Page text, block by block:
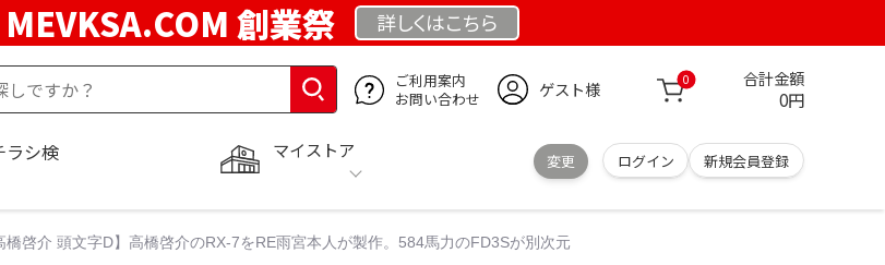
MEVKSA.COM 創業祭 詳しくはこちら
ご利用案内
お問い合わせ
ゲスト様 0 合計金額
0円
マイストア
変更 ログイン 新規会員登録
ラシ検
啓介 頭文字D】高橋啓介のRX-7をRE雨宮本人が製作。584馬力のFD3Sが別次元